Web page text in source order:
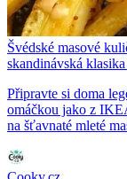
Švédské masové
skandinávská
Připravte si doma
omáčkou jako z
na šťavnaté mleté